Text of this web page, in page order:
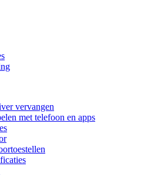
vervangen
met telefoon en apps